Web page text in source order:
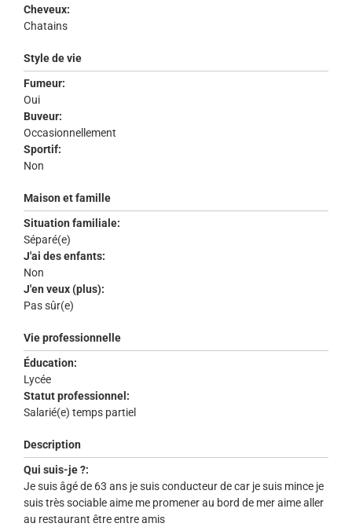
Cheveux:
Chatains
Style de vie
Fumeur:
Oui
Buveur:
Occasionnellement
Sportif:
Non
Maison et famille
Situation familiale:
Séparé(e)
J'ai des enfants:
Non
J'en veux (plus):
Pas sûr(e)
Vie professionnelle
Éducation:
Lycée
Statut professionnel:
Salarié(e) temps partiel
Description
Qui suis-je ?:
Je suis âgé de 63 ans je suis conducteur de car je suis mince je
suis très sociable aime me promener au bord de mer aime aller
au restaurant être entre amis